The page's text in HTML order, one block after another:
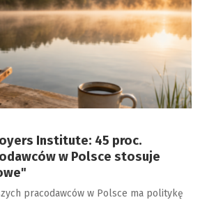
Institute: 45 proc.
w Polsce stosuje
pracodawców w Polsce ma politykę